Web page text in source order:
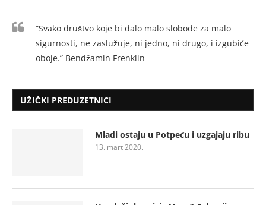
“Svako društvo koje bi dalo malo slobode za malo
sigurnosti, ne zaslužuje, ni jedno, ni drugo, i izgubiće
oboje.” Bendžamin Frenklin
UŽIČKI PREDUZETNICI
Mladi ostaju u Potpeću i uzgajaju ribu
13. mart 2020.